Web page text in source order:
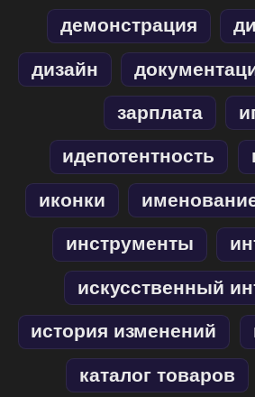
демонстрация
дизайн
зарплата
идепотентность
иконки
инструменты
искусственный
история изменений
каталог товаров